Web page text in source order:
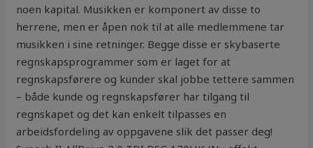
noen kapital. Musikken er komponert av disse to
herrene, men er åpen nok til at alle medlemmene tar
musikken i sine retninger. Begge disse er skybaserte
regnskapsprogrammer som er laget for at
regnskapsførere og kunder skal jobbe tettere sammen
– både kunde og regnskapsfører har tilgang til
regnskapet og det kan enkelt tilpasses en
arbeidsfordeling av oppgavene slik det passer deg!